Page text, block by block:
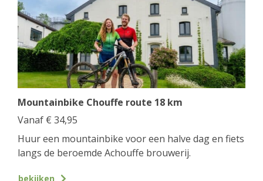
Mountainbike Chouffe route 18 km
Vanaf € 34,95
Huur een mountainbike voor een halve dag en fiets
langs de beroemde Achouffe brouwerij.
bekijken